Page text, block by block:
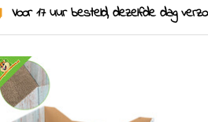
Voor 17 uur besteld, dezelfde dag verzonden!